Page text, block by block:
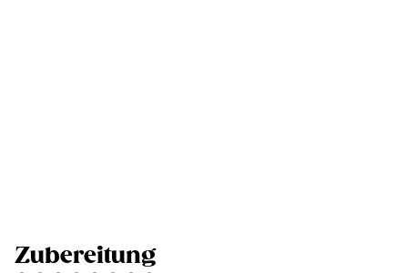
Zubereitung